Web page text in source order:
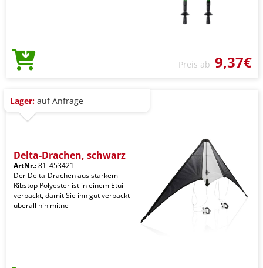
Preis ab 9,37€
Lager: auf Anfrage
Delta-Drachen, schwarz
ArtNr.:81_453421
Der Delta-Drachen aus starkem
Ribstop Polyester ist in einem Etui
verpackt, damit Sie ihn gut verpackt
überall hin mitne